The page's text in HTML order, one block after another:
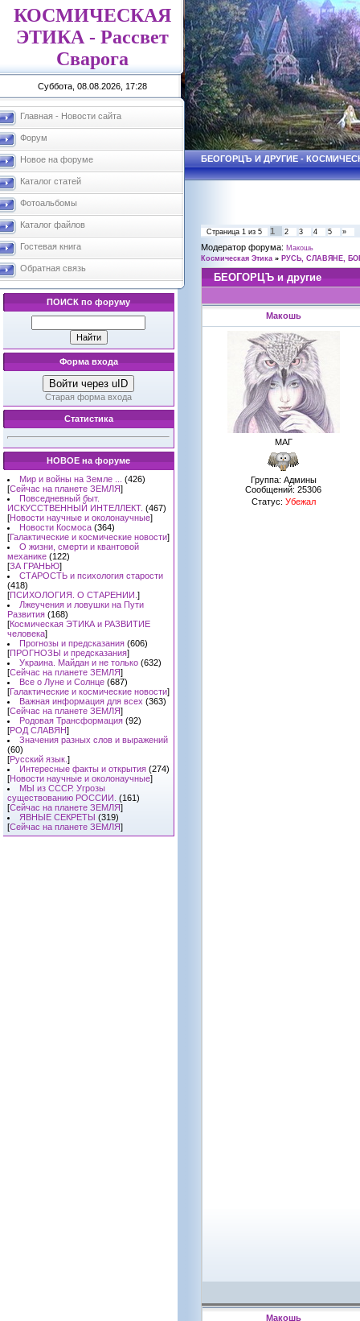
КОСМИЧЕСКАЯ
ЭТИКА - Рассвет
Сварога
Суббота, 08.08.2026, 17:28
Главная - Новости сайта
Форум
Новое на форуме
Каталог статей
Фотоальбомы
Каталог файлов
Гостевая книга
Обратная связь
ПОИСК по форуму
Форма входа
Войти через uID
Старая форма входа
Статистика
НОВОЕ на форуме
Мир и войны на Земле ...
(426)
[Сейчас на планете ЗЕМЛЯ]
Повседневный быт.
ИСКУССТВЕННЫЙ ИНТЕЛЛЕКТ. (467)
[Новости научные и околонаучные]
Новости Космоса (364)
[Галактические и космические новости]
О жизни, смерти и квантовой
механике (122)
[ЗА ГРАНЬЮ]
СТАРОСТЬ и психология старости
(418)
[ПСИХОЛОГИЯ. О СТАРЕНИИ. ]
Лжеучения и ловушки на Пути
Развития (168)
[Космическая ЭТИКА и РАЗВИТИЕ
человека]
Прогнозы и предсказания (606)
[ПРОГНОЗЫ и предсказания]
Украина. Майдан и не только (632)
[Сейчас на планете ЗЕМЛЯ]
Все о Луне и Солнце (687)
[Галактические и космические новости]
Важная информация для всех (363)
[Сейчас на планете ЗЕМЛЯ]
Родовая Трансформация (92)
[РОД СЛАВЯН]
Значения разных слов и выражений
(60)
[Русский язык. ]
Интересные факты и открытия (274)
[Новости научные и околонаучные]
МЫ из СССР. Угрозы
существованию РОССИИ. (161)
[Сейчас на планете ЗЕМЛЯ]
ЯВНЫЕ СЕКРЕТЫ (319)
[Сейчас на планете ЗЕМЛЯ]
БЕОГОРЦЪ И ДРУГИЕ -
Страница 1 из 5 1 2 3 4 5 »
Модератор форума: Макошь
Космическая Этика » РУСЬ, СЛАВЯНЕ,
БЕОГОРЦЪ и другие
Макошь
МАГ
Группа: Админы
Сообщений: 25306
Статус: Убежал
Макошь